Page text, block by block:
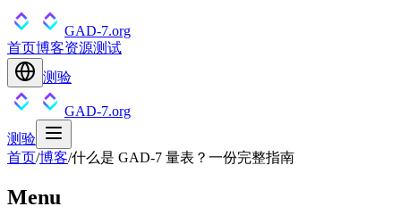
GAD-7.org
首页博客资源测试
测验
GAD-7.org
测验
首页/博客/什么是 GAD-7 量表？一份完整指南
Menu